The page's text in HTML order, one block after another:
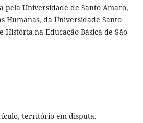
pela Universidade de Santo Amaro,
Humanas, da Universidade Santo
História na Educação Básica de São
território em disputa.